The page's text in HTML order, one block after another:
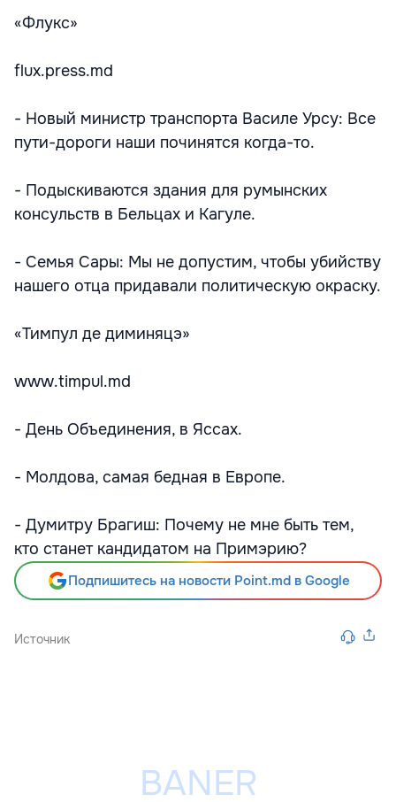
«Флукс»
flux.press.md
- Новый министр транспорта Василе Урсу: Все
пути-дороги наши починятся когда-то.
- Подыскиваются здания для румынских
консульств в Бельцах и Кагуле.
- Семья Сары: Мы не допустим, чтобы убийству
нашего отца придавали политическую окраску.
«Тимпул де диминяцэ»
www.timpul.md
- День Объединения, в Яссах.
- Молдова, самая бедная в Европе.
- Думитру Брагиш: Почему не мне быть тем,
кто станет кандидатом на Примэрию?
Подпишитесь на новости Point.md в Google
Источник